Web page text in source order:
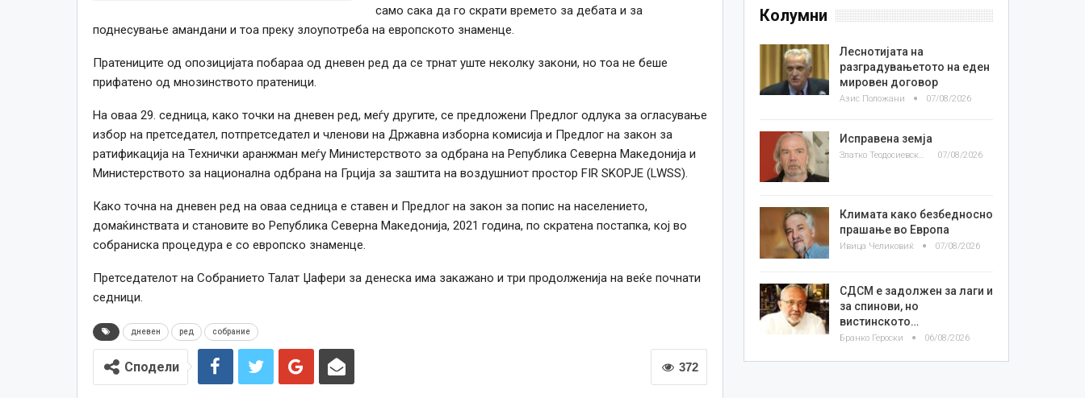
само сака да го скрати времето за дебата и за
поднесување амандани и тоа преку злоупотреба на европското знаменце.
Пратениците од опозицијата побараа од дневен ред да се трнат уште неколку закони, но тоа не беше
прифатено од мнозинството пратеници.
На оваа 29. седница, како точки на дневен ред, меѓу другите, се предложени Предлог одлука за огласување
избор на претседател, потпретседател и членови на Државна изборна комисија и Предлог на закон за
ратификација на Технички аранжман меѓу Министерството за одбрана на Република Северна Македонија и
Министерството за национална одбрана на Грција за заштита на воздушниот простор FIR SKOPJE (LWSS).
Како точна на дневен ред на оваа седница е ставен и Предлог на закон за попис на населението,
домаќинствата и становите во Република Северна Македонија, 2021 година, по скратена постапка, кој во
собраниска процедура е со европско знаменце.
Претседателот на Собранието Талат Џафери за денеска има закажано и три продолженија на веќе почнати
седници.
дневен ред собрание
372
Сподели
Колумни
Леснотијата на
разградувањетото на еден
мировен договор
Азис Положани 07/08/2026
Исправена земја
Златко Теодосиевски 07/08/2026
Климата како безбедносно
прашање во Европа
Ивица Челиковиќ 07/08/2026
СДСМ е задолжен за лаги и
за спинови, но
вистинското…
Бранко Героски 06/08/2026